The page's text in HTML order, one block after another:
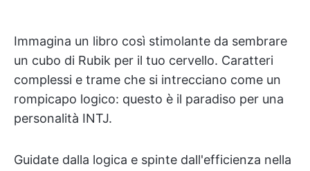
Immagina un libro così stimolante da sembrare
un cubo di Rubik per il tuo cervello. Caratteri
complessi e trame che si intrecciano come un
rompicapo logico: questo è il paradiso per una
personalità INTJ.
Guidate dalla logica e spinte dall'efficienza nella